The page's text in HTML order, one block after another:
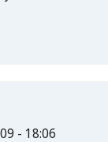
- 18:06